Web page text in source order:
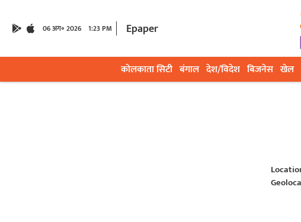
06 अग॰ 2026 1:23 PM Epaper
कोलकाता सिटी बंगाल देश/विदेश बिजनेस खेल